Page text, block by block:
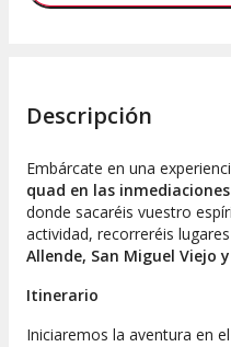
Descripción
Embárcate en una
quad en las
donde sacaréis vuestro
actividad, recorreréis
Allende, San Miguel Viejo
Itinerario
Iniciaremos la aventura en el